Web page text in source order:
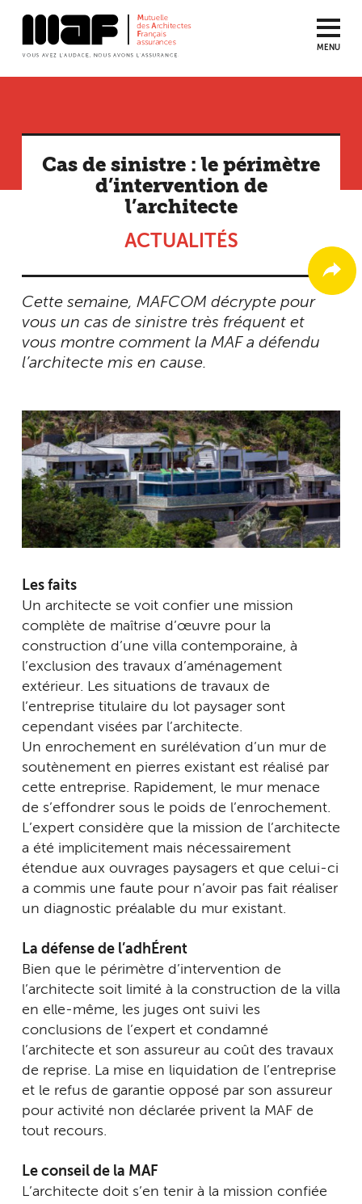
MENU
Cas de sinistre : le périmètre
d’intervention de
l’architecte
ACTUALITÉS
Cette semaine, MAFCOM décrypte pour
vous un cas de sinistre très fréquent et
vous montre comment la MAF a défendu
l’architecte mis en cause.
Les faits
Un architecte se voit confier une mission
complète de maîtrise d’œuvre pour la
construction d’une villa contemporaine, à
l’exclusion des travaux d’aménagement
extérieur. Les situations de travaux de
l’entreprise titulaire du lot paysager sont
cependant visées par l’architecte.
Un enrochement en surélévation d’un mur de
soutènement en pierres existant est réalisé par
cette entreprise. Rapidement, le mur menace
de s’effondrer sous le poids de l’enrochement.
L’expert considère que la mission de l’architecte
a été implicitement mais nécessairement
étendue aux ouvrages paysagers et que celui-ci
a commis une faute pour n’avoir pas fait réaliser
un diagnostic préalable du mur existant.
La défense de l’adhÉrent
Bien que le périmètre d’intervention de
l’architecte soit limité à la construction de la villa
en elle-même, les juges ont suivi les
conclusions de l’expert et condamné
l’architecte et son assureur au coût des travaux
de reprise. La mise en liquidation de l’entreprise
et le refus de garantie opposé par son assureur
pour activité non déclarée privent la MAF de
tout recours.
Le conseil de la MAF
L’architecte doit s’en tenir à la mission confiée